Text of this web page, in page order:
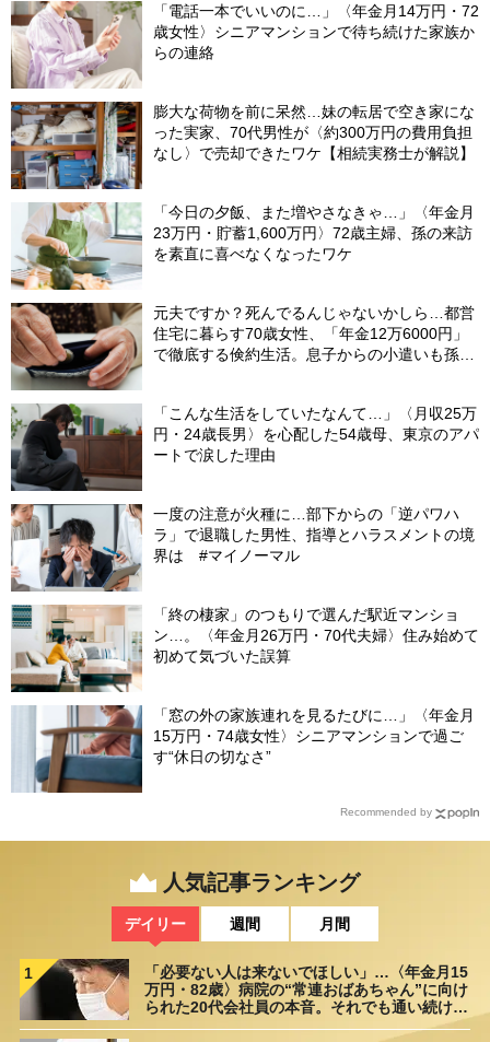
「電話一本でいいのに…」〈年金月14万円・72
歳女性〉シニアマンションで待ち続けた家族か
らの連絡
膨大な荷物を前に呆然…妹の転居で空き家にな
った実家、70代男性が〈約300万円の費用負担
なし〉で売却できたワケ【相続実務士が解説】
「今日の夕飯、また増やさなきゃ…」〈年金月
23万円・貯蓄1,600万円〉72歳主婦、孫の来訪
を素直に喜べなくなったワケ
元夫ですか？死んでるんじゃないかしら…都営
住宅に暮らす70歳女性、「年金12万6000円」
で徹底する倹約生活。息子からの小遣いも孫の
「こんな生活をしていたなんて…」〈月収25万
円・24歳長男〉を心配した54歳母、東京のアパ
ートで涙した理由
一度の注意が火種に…部下からの「逆パワハ
ラ」で退職した男性、指導とハラスメントの境
界は #マイノーマル
「終の棲家」のつもりで選んだ駅近マンショ
ン…。〈年金月26万円・70代夫婦〉住み始めて
初めて気づいた誤算
「窓の外の家族連れを見るたびに…」〈年金月
15万円・74歳女性〉シニアマンションで過ご
す“休日の切なさ”
Recommended by
人気記事ランキング
デイリー 週間 月間
1
「必要ない人は来ないでほしい」…〈年金月15
万円・82歳〉病院の“常連おばあちゃん”に向け
られた20代会社員の本音。それでも通い続ける